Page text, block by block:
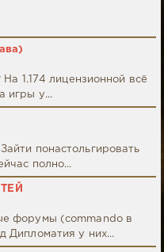
1.174 лицензионной всё
игры у...
понастольгировать
полно...
форумы (commando в
Дипломатия у них...